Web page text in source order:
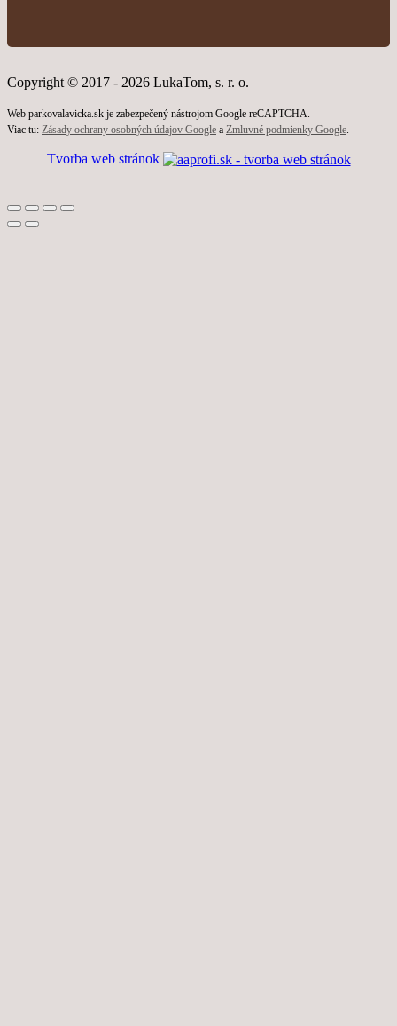
Copyright © 2017 - 2026 LukaTom, s. r. o.
Web parkovalavicka.sk je zabezpečený nástrojom Google reCAPTCHA.
Viac tu: Zásady ochrany osobných údajov Google a Zmluvné podmienky Google
Tvorba web stránok